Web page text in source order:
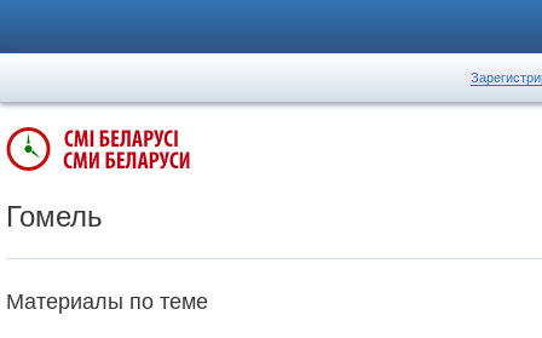
Гомель
Материалы по теме